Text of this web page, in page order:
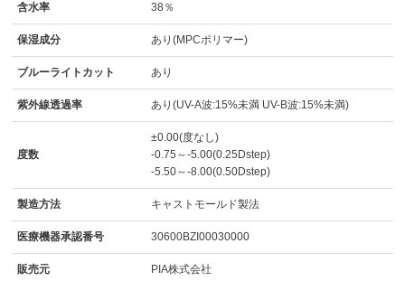
含水率 38％
保湿成分 あり(MPCポリマー)
ブルーライトカット あり
紫外線透過率 あり(UV-A波:15%未満 UV-B波:15%未満)
度数
±0.00(度なし)
-0.75～-5.00(0.25Dstep)
-5.50～-8.00(0.50Dstep)
製造方法 キャストモールド製法
医療機器承認番号 30600BZI00030000
販売元 PIA株式会社